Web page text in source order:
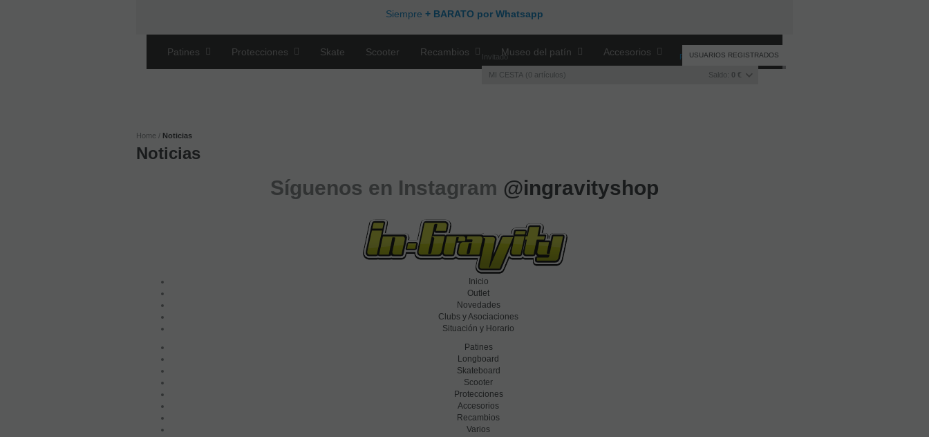
Siempre + BARATO por Whatsapp
Invitado Registro/Iniciar sesión
MI CESTA 0 artículos Saldo: 0 €
USUARIOS REGISTRADOS
Patines Protecciones Skate Scooter Recambios Museo del patín Accesorios
Home Noticias
Noticias
Síguenos en Instagram @ingravityshop
Inicio
Outlet
Novedades
Clubs y Asociaciones
Situación y Horario
Patines
Longboard
Skateboard
Scooter
Protecciones
Accesorios
Recambios
Varios